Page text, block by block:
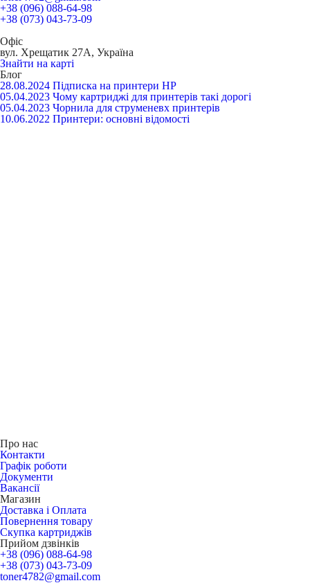
+38 (096) 088-64-98
+38 (073) 043-73-09
Офіс
вул. Хрещатик 27А, Україна
Знайти на карті
Блог
28.08.2024 Підписка на принтери HP
05.04.2023 Чому картриджі для принтерів такі дорогі
05.04.2023 Чорнила для струменевх принтерів
10.06.2022 Принтери: основні відомості
Про нас
Контакти
Графік роботи
Документи
Вакансії
Магазин
Доставка і Оплата
Повернення товару
Скупка картриджів
Прийом дзвінків
+38 (096) 088-64-98
+38 (073) 043-73-09
toner4782@gmail.com